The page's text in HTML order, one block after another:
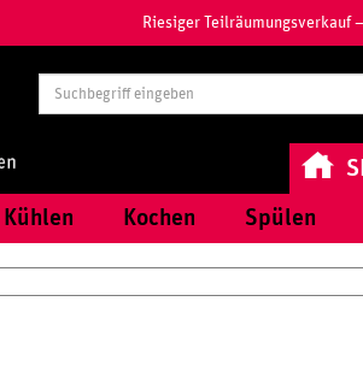
Riesiger Teilräumungsverkauf
Kühlen Kochen Spülen